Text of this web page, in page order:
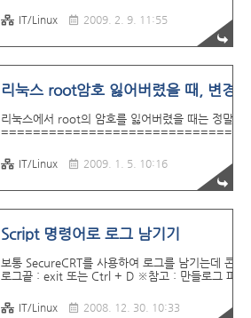
다. 2. telnet-server가 설치되어있지 않으면
rpm이나 yum으로 설치한다. ※ 저는 간단하
rpm으로 검색해본다. (rpm -qa | grep
telnet-server) 4. /etc/xinetd.d/telnet 파일
을 편집해서 disable을 no로 바꿔준다. (vi
다. (/etc/rc.d/init.d/xinetd restart) 나
(servi..
IT/Linux 2009. 2. 9. 11:55
리눅스 root암호 잃어버렸을 때, 변경
리눅스에서 root의 암호를 잃어버렸을 때는 정말
재부팅한다.
IT/Linux 2009. 1. 5. 10:16
Script 명령어로 로그 남기기
보통 SecureCRT를 사용하여 로그를 남기는데 콘
로그끝 : exit 또는 Ctrl + D ※참고 : 만들로그 파일
IT/Linux 2008. 12. 30. 10:33